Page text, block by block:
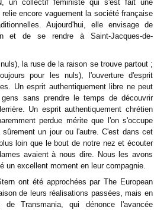
un collectif féministe qui s'est fait une
encore vaguement la société française
Aujourd'hui, elle envisage de
et de se rendre à Saint-Jacques-de-
la ruse de la raison se trouve partout ;
pour les nuls), l'ouverture d'esprit
Un esprit authentiquement libre ne peut
sans prendre le temps de découvrir
Un esprit authentiquement chrétien
perdue mérite que l'on s'occupe
un jour ou l'autre. C'est dans cet
loin que le bout de notre nez et écouter
avaient à nous dire. Nous les avons
un excellent moment en leur compagnie.
ont été approchées par The European
de leurs réalisations passées, mais en
de Transmania, qui dénonce l'avancée